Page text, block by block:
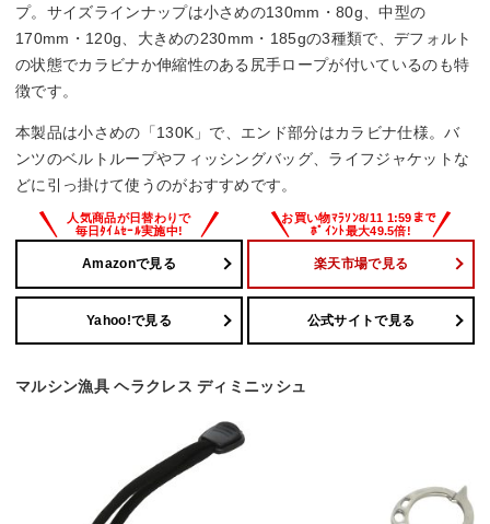
プ。サイズラインナップは小さめの130mm・80g、中型の
170mm・120g、大きめの230mm・185gの3種類で、デフォルト
の状態でカラビナか伸縮性のある尻手ロープが付いているのも特
徴です。
本製品は小さめの「130K」で、エンド部分はカラビナ仕様。バ
ンツのベルトループやフィッシングバッグ、ライフジャケットな
どに引っ掛けて使うのがおすすめです。
Amazonで見る 楽天市場で見る
Yahoo!で見る 公式サイトで見る
マルシン漁具 ヘラクレス ディミニッシュ